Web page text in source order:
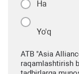
Ha
Yo'q
ATB "Asia
raqamlashtirish